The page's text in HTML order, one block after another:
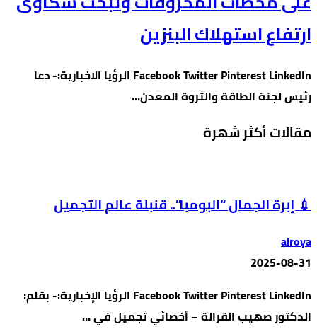
ارتفاع استهلاك البنزين
Facebook Twitter Pinterest LinkedIn الرؤيا الاخبارية:- دعا
رئيس لجنة الطاقة والثروة المعدن…
مقالات أكثر شهرة
💉 إبرة الجمال “البومبا”.. قنبلة عالم التجميل
alroya
2025-08-31
Facebook Twitter Pinterest LinkedIn الرؤيا الإخبارية:- بقلم:
الدكتور صهيب القرالة – أخصائي تجميل في …